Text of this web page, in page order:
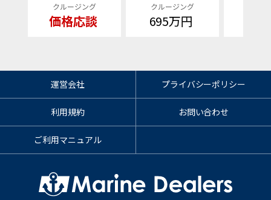
クルージング
価格応談
クルージング
695万円
運営会社 プライバシーポリシー
利用規約 お問い合わせ
ご利用マニュアル